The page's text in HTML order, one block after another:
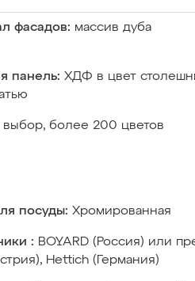
фасадов: массив дуба
панель: ХДФ в цвет
выбор, более 200 цветов
посуды: Хромированная
: BOYARD (Россия) или
Hettich (Германия)